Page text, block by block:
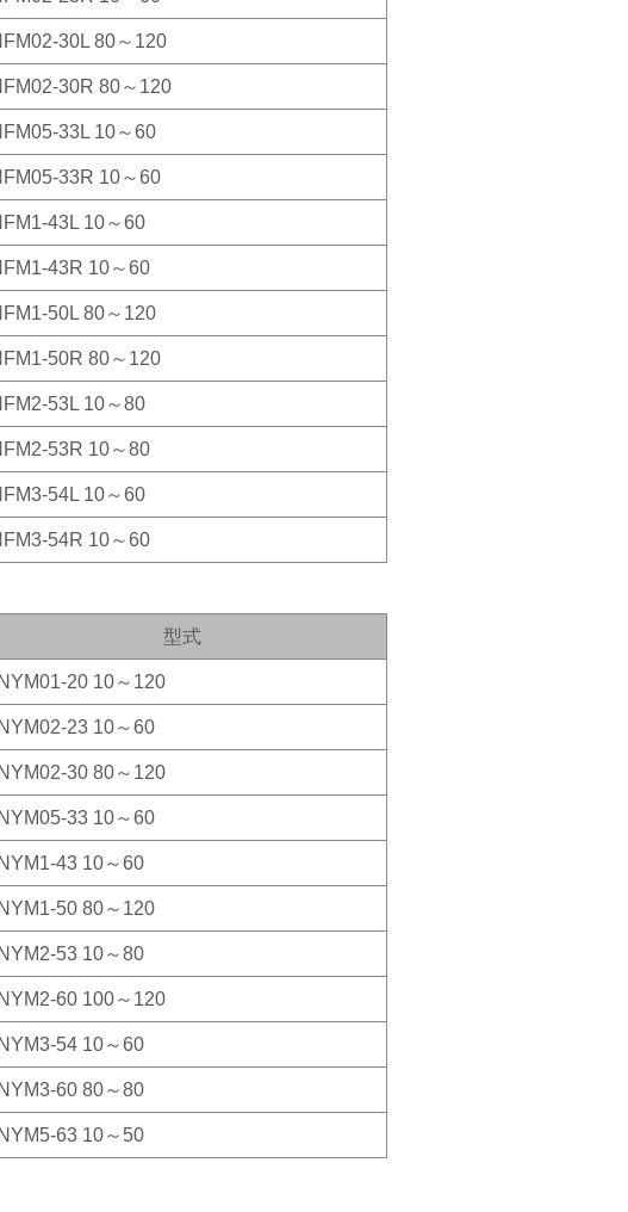
30L 80～120
30R 80～120
33L 10～60
33R 10～60
43L 10～60
43R 10～60
50L 80～120
50R 80～120
53L 10～80
53R 10～80
54L 10～60
54R 10～60
型式
20 10～120
23 10～60
30 80～120
33 10～60
43 10～60
50 80～120
53 10～80
60 100～120
54 10～60
60 80～80
63 10～50